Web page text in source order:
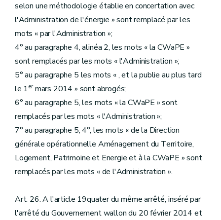
selon une méthodologie établie en concertation avec
l'Administration de l'énergie » sont remplacé par les
mots « par l'Administration »;
4° au paragraphe 4, alinéa 2, les mots « la CWaPE »
sont remplacés par les mots « l'Administration »;
5° au paragraphe 5 les mots « , et la publie au plus tard
le 1ermars 2014 » sont abrogés;
6° au paragraphe 5, les mots « la CWaPE » sont
remplacés par les mots « l'Administration »;
7° au paragraphe 5, 4°, les mots « de la Direction
générale opérationnelle Aménagement du Territoire,
Logement, Patrimoine et Energie et à la CWaPE » sont
remplacés par les mots « de l'Administration ».
Art. 26. A l'article 19quater du même arrêté, inséré par
l'arrêté du Gouvernement wallon du 20 février 2014 et